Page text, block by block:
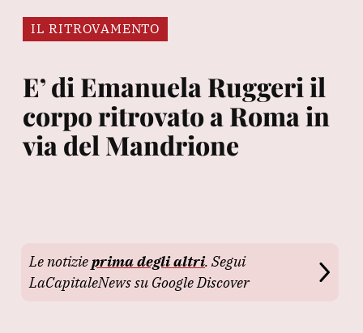
IL RITROVAMENTO
E’ di Emanuela Ruggeri il
corpo ritrovato a Roma in
via del Mandrione
Le notizieprima degli altri. Segui
LaCapitaleNews su Google Discover